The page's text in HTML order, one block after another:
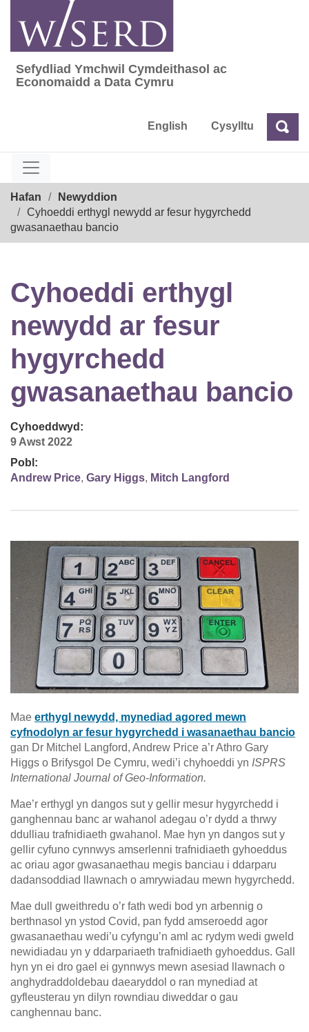
content
Sefydliad Ymchwil Cymdeithasol ac
Sefydliad Ymchwil Cymdeithasol ac
Economaidd a Data Cymru
English Cysylltu Chwilio
Hafan
Newyddion
Cyhoeddi erthygl newydd ar fesur hygyrchedd
gwasanaethau bancio
Cyhoeddi erthygl
newydd ar fesur
hygyrchedd
gwasanaethau bancio
Cyhoeddwyd:
9 Awst 2022
Pobl:
Andrew Price, Gary Higgs, Mitch Langford
Mae erthygl newydd, mynediad agored mewn
cyfnodolyn ar fesur hygyrchedd i wasanaethau bancio
gan Dr Mitchel Langford, Andrew Price a’r Athro Gary
Higgs o Brifysgol De Cymru, wedi’i chyhoeddi yn ISPRS
International Journal of Geo-Information.
Mae’r erthygl yn dangos sut y gellir mesur hygyrchedd i
ganghennau banc ar wahanol adegau o’r dydd a thrwy
ddulliau trafnidiaeth gwahanol. Mae hyn yn dangos sut y
gellir cyfuno cynnwys amserlenni trafnidiaeth gyhoeddus
ac oriau agor gwasanaethau megis banciau i ddarparu
dadansoddiad llawnach o amrywiadau mewn hygyrchedd.
Mae dull gweithredu o’r fath wedi bod yn arbennig o
berthnasol yn ystod Covid, pan fydd amseroedd agor
gwasanaethau wedi’u cyfyngu’n aml ac rydym wedi gweld
newidiadau yn y ddarpariaeth trafnidiaeth gyhoeddus. Gall
hyn yn ei dro gael ei gynnwys mewn asesiad llawnach o
anghydraddoldebau daearyddol o ran mynediad at
gyfleusterau yn dilyn rowndiau diweddar o gau
canghennau banc.